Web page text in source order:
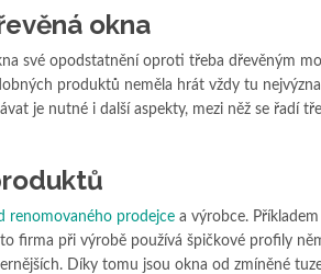
okna
své opodstatnění oproti třeba dřevěným
produktů neměla hrát vždy tu
je nutné i další aspekty, mezi něž se řadí
renomovaného prodejce a výrobce.
firma při výrobě používá špičkové profily
Díky tomu jsou okna od zmíněné